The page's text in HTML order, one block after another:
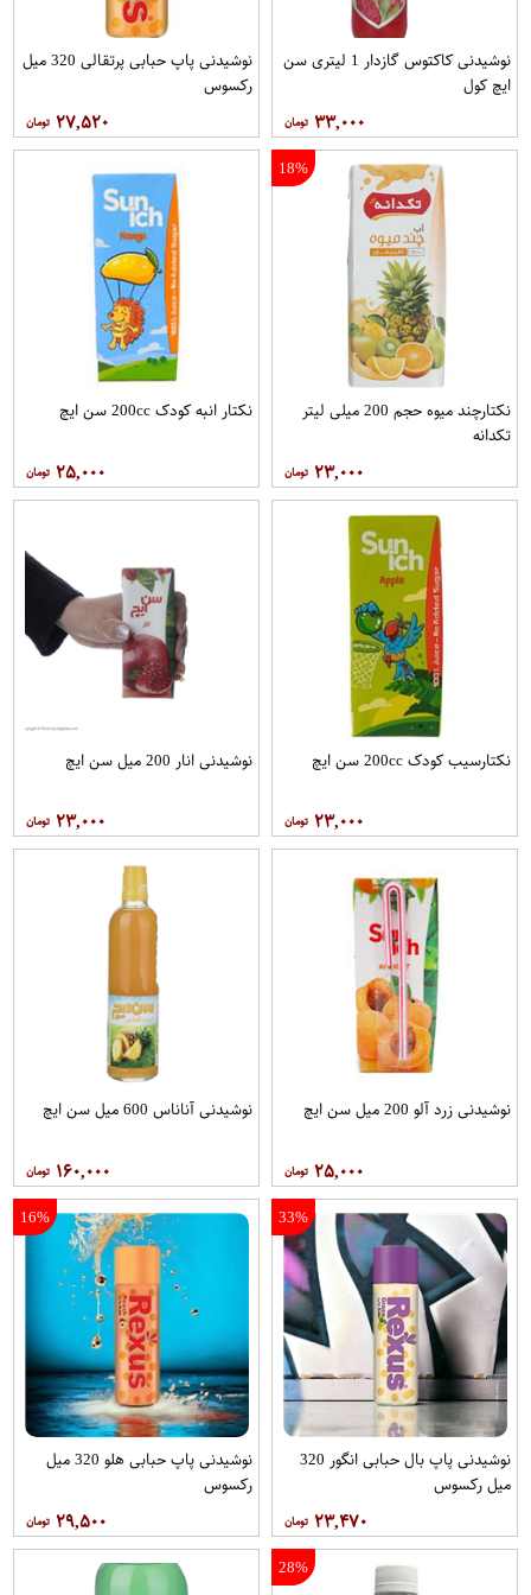
نوشیدنی کاکتوس گازدار 1 لیتری سن
ایچ کول
۳۳,۰۰۰
نوشیدنی پاپ حبابی پرتقالی 320 میل
رکسوس
۲۷,۵۲۰
18%
نکتارچند میوه حجم 200 میلی لیتر
تکدانه
۲۳,۰۰۰
نکتار انبه کودک 200cc سن ايچ
۲۵,۰۰۰
نکتارسیب کودک 200cc سن ايچ
۲۳,۰۰۰
نوشیدنی انار 200 میل سن ایچ
۲۳,۰۰۰
نوشیدنی زرد آلو 200 میل سن ایچ
۲۵,۰۰۰
نوشیدنی آناناس 600 میل سن ایچ
۱۶۰,۰۰۰
33%
نوشیدنی پاپ بال حبابی انگور 320
میل رکسوس
۲۳,۴۷۰
16%
نوشیدنی پاپ حبابی هلو 320 میل
رکسوس
۲۹,۵۰۰
28%